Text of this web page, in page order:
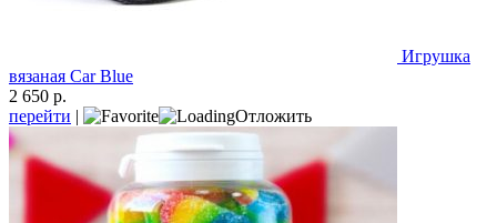
Игрушка
вязаная Car Blue
2 650 р.
перейти | Отложить